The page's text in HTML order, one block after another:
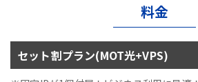
料金
セット割プラン(MOT光+VPS)